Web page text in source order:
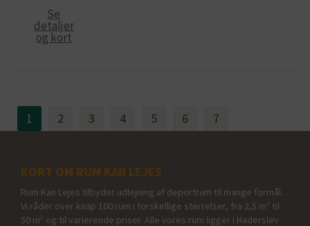
Se
detaljer
og kort
1 2 3 4 5 6 7
KORT OM RUM KAN LEJES
Rum Kan Lejes tilbyder udlejning af deportrum til mange formål.
Vi råder over knap 100 rum i forskellige størrelser, fra 2,5 m² til
50 m² og til varierende priser. Alle vores rum ligger i Haderslev